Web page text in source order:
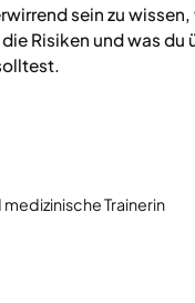
sein zu wissen,
Risiken und was du
Trainerin